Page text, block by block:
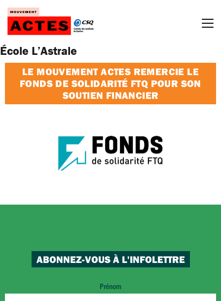
Passer
contenu
École L’Astrale
LE MOUVEMENT ACTES REMERCIE LE
FONDS DE SOLIDARITÉ FTQ POUR SON
SOUTIEN FINANCIER
ABONNEZ-VOUS À L'INFOLETTRE
Prénom